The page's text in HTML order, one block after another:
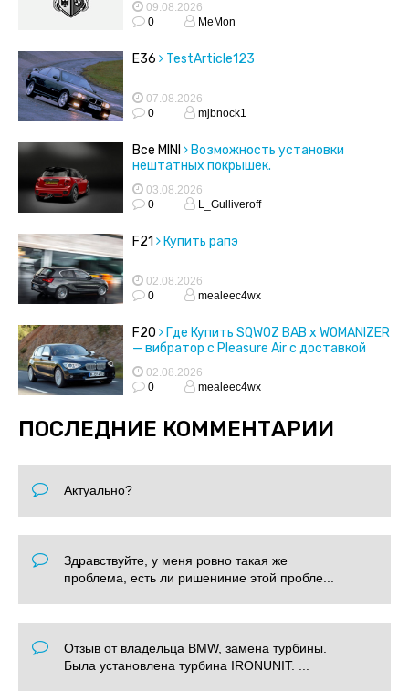
09.08.2026
0
MeMon
E36 TestArticle123
07.08.2026
0
mjbnock1
Все MINI
Возможность установки
нештатных покрышек.
03.08.2026
0
L_Gulliveroff
F21 Купить рапэ
02.08.2026
0
mealeec4wx
F20
Где Купить SQWOZ BAB x WOMANIZER
— вибратор с Pleasure Air с доставкой
02.08.2026
0
mealeec4wx
ПОСЛЕДНИЕ КОММЕНТАРИИ
Актуально?
Здравствуйте, у меня ровно такая же
проблема, есть ли ришениние этой пробле...
Отзыв от владельца BMW, замена турбины.
Была установлена турбина IRONUNIT. ...